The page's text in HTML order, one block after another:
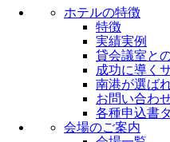
ホテルの特徴
特徴
実績実例
貸会議室と
成功に導く
南港が選ば
お問い合わ
各種申込書
会場のご案内